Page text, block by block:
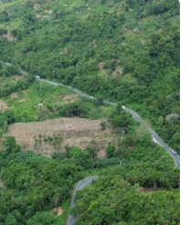
truyền hình ngày
thứ hai bày tỏ xin
sàng chấp nhận
thúc nhiệm kỳ 5
Park đã phải chứng
xuống mức